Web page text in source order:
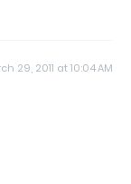
29, 2011 at 10:04 AM